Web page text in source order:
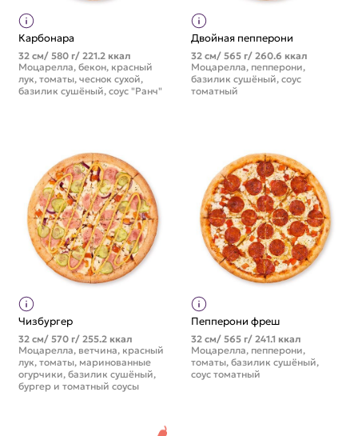
Карбонара
32 см/ 580 г/ 221.2 ккал
Моцарелла, бекон, красный
лук, томаты, чеснок сухой,
базилик сушёный, соус "Ранч"
Двойная пепперони
32 см/ 565 г/ 260.6 ккал
Моцарелла, пепперони,
базилик сушёный, соус
томатный
Чизбургер
32 см/ 570 г/ 255.2 ккал
Моцарелла, ветчина, красный
лук, томаты, маринованные
огурчики, базилик сушёный,
бургер и томатный соусы
Пепперони фреш
32 см/ 565 г/ 241.1 ккал
Моцарелла, пепперони,
томаты, базилик сушёный,
соус томатный